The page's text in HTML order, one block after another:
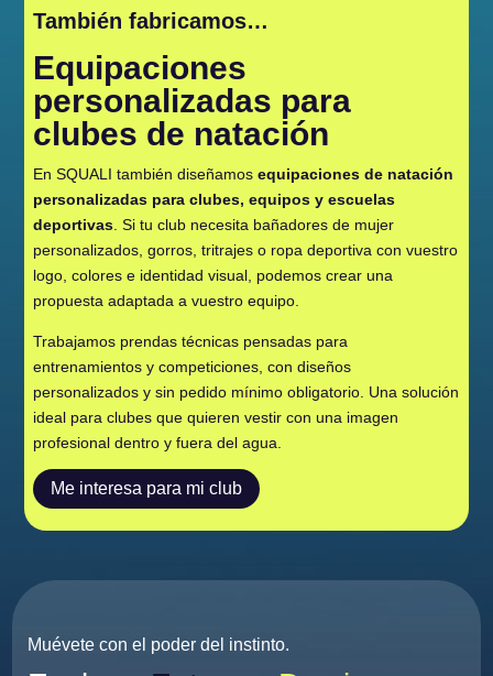
También fabricamos…
Equipaciones
personalizadas para
clubes de natación
En SQUALI también diseñamosequipaciones de natación
personalizadas para clubes, equipos y escuelas
deportivas . Si tu club necesita bañadores de mujer
personalizados, gorros, tritrajes o ropa deportiva con vuestro
logo, colores e identidad visual, podemos crear una
propuesta adaptada a vuestro equipo.
Trabajamos prendas técnicas pensadas para
entrenamientos y competiciones, con diseños
personalizados y sin pedido mínimo obligatorio. Una solución
ideal para clubes que quieren vestir con una imagen
profesional dentro y fuera del agua.
Me interesa para mi club
Muévete con el poder del instinto.